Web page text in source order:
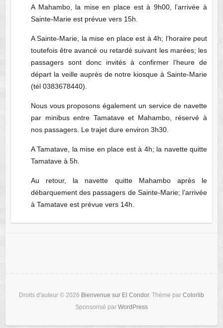
A Mahambo, la mise en place est à 9h00, l’arrivée à
Sainte-Marie est prévue vers 15h.
A Sainte-Marie, la mise en place est à 4h; l’horaire peut
toutefois être avancé ou retardé suivant les marées; les
passagers sont donc invités à confirmer l’heure de
départ la veille auprès de notre kiosque à Sainte-Marie
(tél 0383678440).
Nous vous proposons également un service de navette
par minibus entre Tamatave et Mahambo, réservé à
nos passagers. Le trajet dure environ 3h30.
A Tamatave, la mise en place est à 4h; la navette quitte
Tamatave à 5h.
Au retour, la navette quitte Mahambo après le
débarquement des passagers de Sainte-Marie; l’arrivée
à Tamatave est prévue vers 14h.
Droits d'auteur © 2026 Bienvenue sur El Condor. Thème par Colorlib
Sponsorisé par WordPress